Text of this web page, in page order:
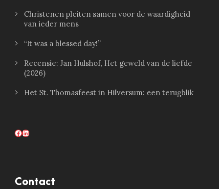
Christenen pleiten samen voor de waardigheid
van ieder mens
“It was a blessed day!”
Recensie: Jan Hulshof, Het geweld van de liefde
(2026)
Het St. Thomasfeest in Hilversum: een terugblik
Facebook LinkedIn
Contact